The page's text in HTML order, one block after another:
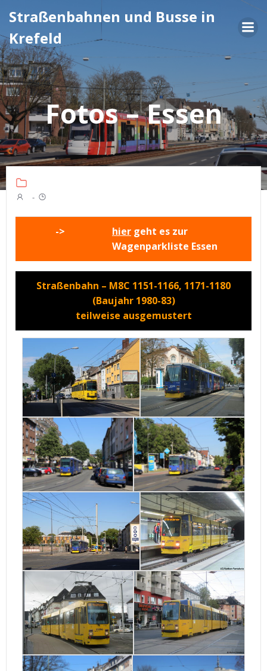
Inhalt
Straßenbahnen und Busse in
Krefeld
Fotos – Essen
-
-> hier geht es zur
Wagenparkliste Essen
Straßenbahn – M8C 1151-1166, 1171-1180
(Baujahr 1980-83)
teilweise ausgemustert